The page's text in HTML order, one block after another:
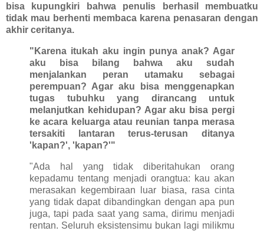
bisa kupungkiri bahwa penulis berhasil membuatku
tidak mau berhenti membaca karena penasaran dengan
akhir ceritanya.
"Karena itukah aku ingin punya anak? Agar
aku bisa bilang bahwa aku sudah
menjalankan peran utamaku sebagai
perempuan? Agar aku bisa menggenapkan
tugas tubuhku yang dirancang untuk
melanjutkan kehidupan? Agar aku bisa pergi
ke acara keluarga atau reunian tanpa merasa
tersakiti lantaran terus-terusan ditanya
'kapan?', 'kapan?'"
"Ada hal yang tidak diberitahukan orang
kepadamu tentang menjadi orangtua: kau akan
merasakan kegembiraan luar biasa, rasa cinta
yang tidak dapat dibandingkan dengan apa pun
juga, tapi pada saat yang sama, dirimu menjadi
rentan. Seluruh eksistensimu bukan lagi milikmu